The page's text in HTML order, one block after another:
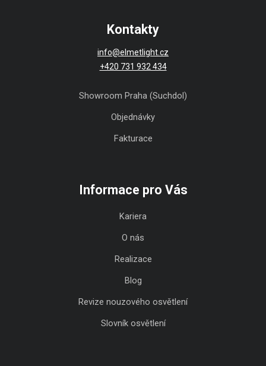
Kontakty
info@elmetlight.cz
+420 731 932 434
Showroom Praha (Suchdol)
Objednávky
Fakturace
Informace pro Vás
Kariera
O nás
Realizace
Blog
Revize nouzového osvětlení
Slovník osvětlení